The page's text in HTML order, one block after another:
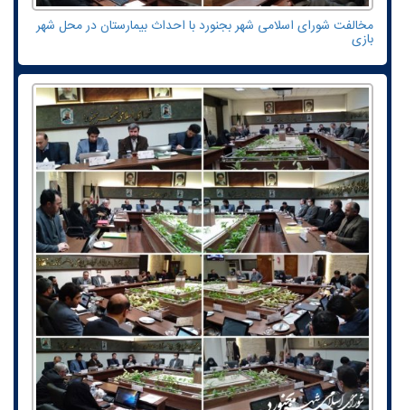
مخالفت شورای اسلامی شهر بجنورد با احداث بیمارستان در محل شهر
بازی